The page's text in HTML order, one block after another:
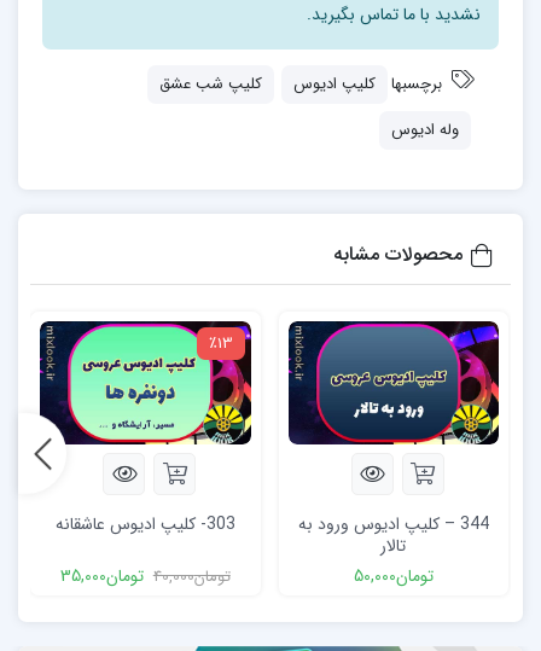
نشدید با ما تماس بگیرید.
برچسبها کلیپ ادیوس
کلیپ شب عشق
وله ادیوس
محصولات مشابه
344 – کلیپ ادیوس ورود به
تالار
تومان50,000
٪13
303- کلیپ ادیوس عاشقانه
تومان40,000 تومان35,000